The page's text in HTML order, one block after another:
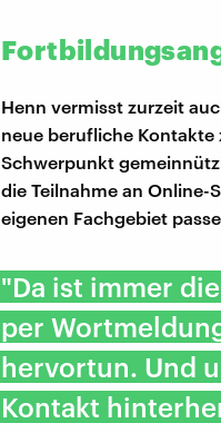
Henn vermisst zurzeit
neue berufliche
Schwerpunkt
die Teilnahme an Online-
eigenen Fachgebiet
"Da ist immer
per
hervortun. Und
Kontakt